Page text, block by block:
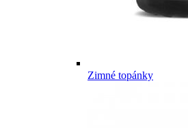
Zimné topánky